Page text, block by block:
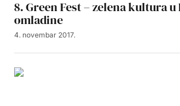
8. Green Fest – zelena kultura u
omladine
4. novembar 2017.